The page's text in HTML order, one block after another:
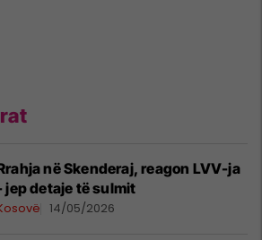
në Skenderaj, reagon LVV-ja
jep detaje të sulmit
14/05/2026